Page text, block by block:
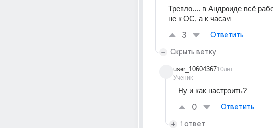
Трепло.... в Андроиде всё
не к ОС, а к часам
3 Ответить
Скрыть ветку
user_10604367
Ученик
10лет
Ну и как настроить?
0 Ответить
1 ответ